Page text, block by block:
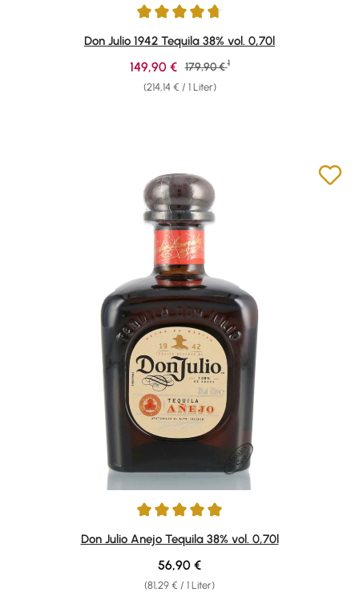
Durchschnittliche Bewertung von 4.84 von 5 Sternen
Don Julio 1942 Tequila 38% vol. 0,70l
(214,14 € / 1 Liter)
Verkaufspreis:
149,90 € Regulärer Preis:
179,90 € 1
Durchschnittliche Bewertung von 4.91 von 5 Sternen
Don Julio Anejo Tequila 38% vol. 0,70l
(81,29 € / 1 Liter)
Regulärer Preis:
56,90 €